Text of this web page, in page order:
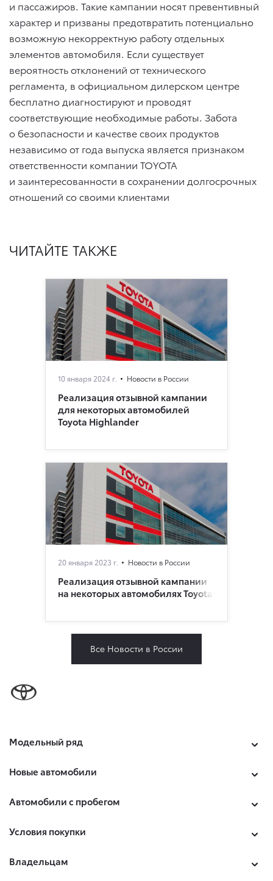
и пассажиров. Такие кампании носят превентивный
характер и призваны предотвратить потенциально
возможную некорректную работу отдельных
элементов автомобиля. Если существует
вероятность отклонений от технического
регламента, в официальном дилерском центре
бесплатно диагностируют и проводят
соответствующие необходимые работы. Забота
о безопасности и качестве своих продуктов
независимо от года выпуска является признаком
ответственности компании TOYOTA
и заинтересованности в сохранении долгосрочных
отношений со своими клиентами
ЧИТАЙТЕ ТАКЖЕ
10 января 2024 г. Новости в России
Реализация отзывной кампании
для некоторых автомобилей
Toyota Highlander
20 января 2023 г. Новости в России
Реализация отзывной кампании
на некоторых автомобилях Toyota
Все Новости в России
Модельный ряд
Новые автомобили
Автомобили с пробегом
Условия покупки
Владельцам